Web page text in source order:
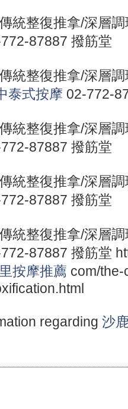
統整復推拿/深層
87887 撥筋堂
統整復推拿/深層
泰式按摩 02-772-
統整復推拿/深層
87887 撥筋堂
統整復推拿/深層
87887 撥筋堂
統整復推拿/深層
87887 撥筋堂
按摩推薦 com/
regarding 沙